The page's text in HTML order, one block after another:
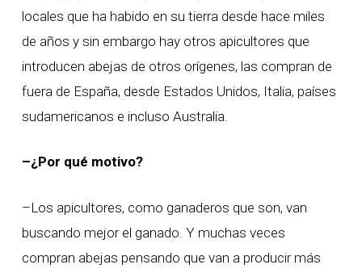
locales que ha habido en su tierra desde hace miles
de años y sin embargo hay otros apicultores que
introducen abejas de otros orígenes, las compran de
fuera de España, desde Estados Unidos, Italia, países
sudamericanos e incluso Australia.
–¿Por qué motivo?
–Los apicultores, como ganaderos que son, van
buscando mejor el ganado. Y muchas veces
compran abejas pensando que van a producir más